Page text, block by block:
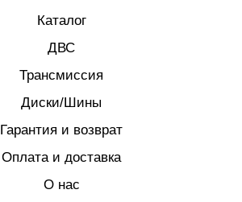
Каталог
ДВС
Трансмиссия
Диски/Шины
Гарантия и возврат
Оплата и доставка
О нас